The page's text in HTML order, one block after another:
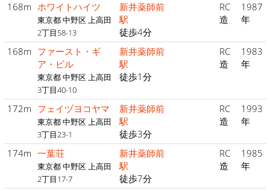
168m ホワイトハイツ
東京都 中野区 上高田
2丁目58-13
新井薬師前
駅
徒歩4分
RC
造
1987
年
168m ファースト・ギ
ア・ビル
東京都 中野区 上高田
3丁目40-10
新井薬師前
駅
徒歩1分
RC
造
1983
年
172m フェイヅヨコヤマ
東京都 中野区 上高田
3丁目23-1
新井薬師前
駅
徒歩3分
RC
造
1993
年
174m 一葉荘
東京都 中野区 上高田
2丁目17-7
新井薬師前
駅
徒歩7分
RC
造
1985
年